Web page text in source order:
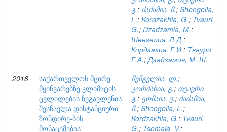
გ.; ძაძამია, მ.; Shengelia,
L.; Kordzakhia, G.; Tvauri,
G.; Dzadzamia, M.;
Шенгелия, Л.Д.;
Кордзахия, Г.И.; Тваури,
Г.А.;Дзадзамия, М. Ш.
2018
საქართველოს მცირე
მყინვარებზე კლიმატის
ცვლილების ზეგავლენის
შესწავლა დისტანციური
ზონდირე-ბის
მონაცემების
შენგელია, ლ.;
კორძახია, გ.; თვაური,
გ.; ცომაია, ვ.; ძაძამია,
მ.; Shengelia, L.;
Kordzakhia, G.; Tvauri,
G.; Tsomaia, V.;